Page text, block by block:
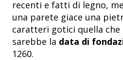
recenti e fatti di legno,
una parete giace una
caratteri gotici quella
sarebbe la data di
1260.